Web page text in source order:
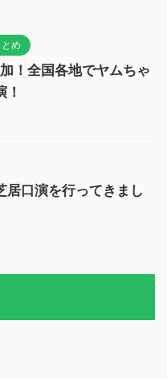
め
！全国各地でヤムちゃ
居口演を行ってきまし